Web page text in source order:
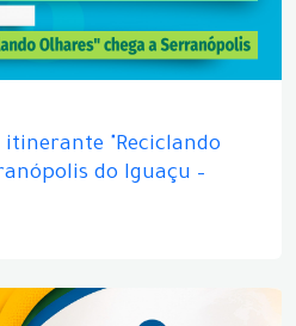
itinerante "Reciclando
do Iguaçu –